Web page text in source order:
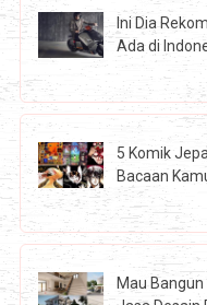
Ini Dia
Ada di
5 Komik
Bacaan
Mau